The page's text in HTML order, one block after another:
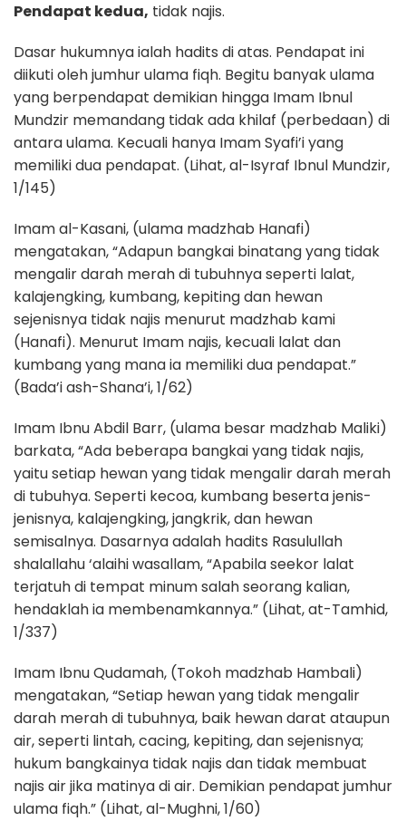
Pendapat kedua, tidak najis.
Dasar hukumnya ialah hadits di atas. Pendapat ini
diikuti oleh jumhur ulama fiqh. Begitu banyak ulama
yang berpendapat demikian hingga Imam Ibnul
Mundzir memandang tidak ada khilaf (perbedaan) di
antara ulama. Kecuali hanya Imam Syafi’i yang
memiliki dua pendapat. (Lihat, al-Isyraf Ibnul Mundzir,
1/145)
Imam al-Kasani, (ulama madzhab Hanafi)
mengatakan, “Adapun bangkai binatang yang tidak
mengalir darah merah di tubuhnya seperti lalat,
kalajengking, kumbang, kepiting dan hewan
sejenisnya tidak najis menurut madzhab kami
(Hanafi). Menurut Imam najis, kecuali lalat dan
kumbang yang mana ia memiliki dua pendapat.”
(Bada’i ash-Shana’i, 1/62)
Imam Ibnu Abdil Barr, (ulama besar madzhab Maliki)
barkata, “Ada beberapa bangkai yang tidak najis,
yaitu setiap hewan yang tidak mengalir darah merah
di tubuhya. Seperti kecoa, kumbang beserta jenis-
jenisnya, kalajengking, jangkrik, dan hewan
semisalnya. Dasarnya adalah hadits Rasulullah
shalallahu ‘alaihi wasallam, “Apabila seekor lalat
terjatuh di tempat minum salah seorang kalian,
hendaklah ia membenamkannya.” (Lihat, at-Tamhid,
1/337)
Imam Ibnu Qudamah, (Tokoh madzhab Hambali)
mengatakan, “Setiap hewan yang tidak mengalir
darah merah di tubuhnya, baik hewan darat ataupun
air, seperti lintah, cacing, kepiting, dan sejenisnya;
hukum bangkainya tidak najis dan tidak membuat
najis air jika matinya di air. Demikian pendapat jumhur
ulama fiqh.” (Lihat, al-Mughni, 1/60)